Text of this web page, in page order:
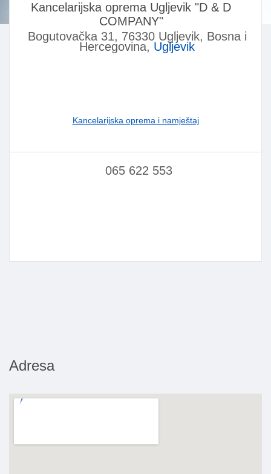
Kancelarijska oprema Ugljevik "D & D
COMPANY"
Bogutovačka 31, 76330 Ugljevik, Bosna i
Hercegovina, Ugljevik
Kancelarijska oprema i namještaj
065 622 553
Adresa